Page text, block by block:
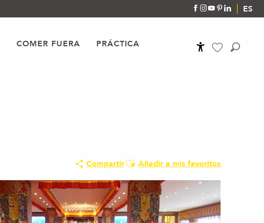
ES
COMER FUERA PRÁCTICA
CompartirAjouter aux favoris
Añadir a mis favoritos